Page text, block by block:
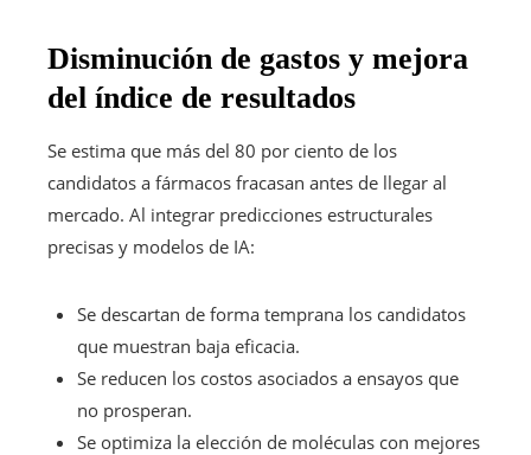
Disminución de gastos y mejora
del índice de resultados
Se estima que más del 80 por ciento de los
candidatos a fármacos fracasan antes de llegar al
mercado. Al integrar predicciones estructurales
precisas y modelos de IA:
Se descartan de forma temprana los candidatos
que muestran baja eficacia.
Se reducen los costos asociados a ensayos que
no prosperan.
Se optimiza la elección de moléculas con mejores